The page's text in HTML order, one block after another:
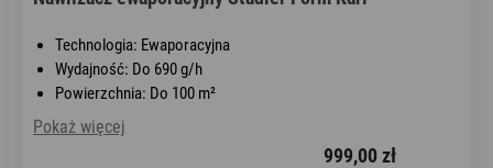
Technologia: Ewaporacyjna
Wydajność: Do 690 g/h
Powierzchnia: Do 100 m²
Pokaż więcej
999,00 zł